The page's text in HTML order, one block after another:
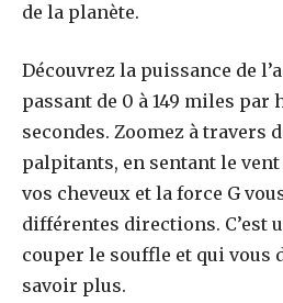
de la planète.
Découvrez la puissance de
passant de 0 à 149 miles par
secondes. Zoomez à travers
palpitants, en sentant le
vos cheveux et la force G
différentes directions. C’est
couper le souffle et qui vous
savoir plus.